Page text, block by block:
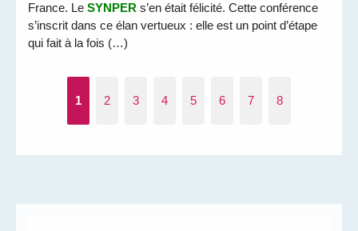
France. LeSYNPER s’en était félicité. Cette conférence
s’inscrit dans ce élan vertueux : elle est un point d’étape
qui fait à la fois (…)
1 2 3 4 5 6 7 8